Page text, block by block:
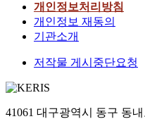
개인정보처리방침
개인정보 재동의
기관소개
저작물 게시중단요청
41061 대구광역시 동구 동